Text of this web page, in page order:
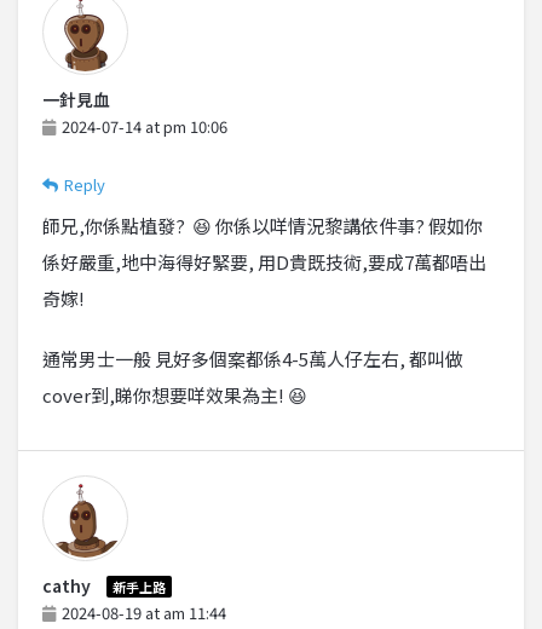
一針見血
2024-07-14 at pm 10:06
Reply
師兄,你係點植發? 😆 你係以咩情況黎講依件事? 假如你
係好嚴重,地中海得好緊要, 用D貴既技術,要成7萬都唔出
奇嫁!
通常男士一般 見好多個案都係4-5萬人仔左右, 都叫做
cover到,睇你想要咩效果為主! 😆
cathy 新手上路
2024-08-19 at am 11:44